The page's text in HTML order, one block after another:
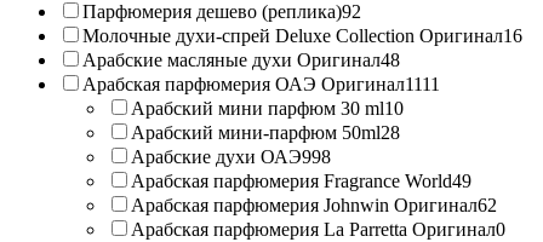
Парфюмерия дешево (реплика)92
Молочные духи-спрей Deluxe Collection Оригинал16
Арабские масляные духи Оригинал48
Арабская парфюмерия ОАЭ Оригинал1111
Арабский мини парфюм 30 ml10
Арабский мини-парфюм 50ml28
Арабские духи ОАЭ998
Арабская парфюмерия Fragrance World49
Арабская парфюмерия Johnwin Оригинал62
Арабская парфюмерия La Parretta Оригинал0